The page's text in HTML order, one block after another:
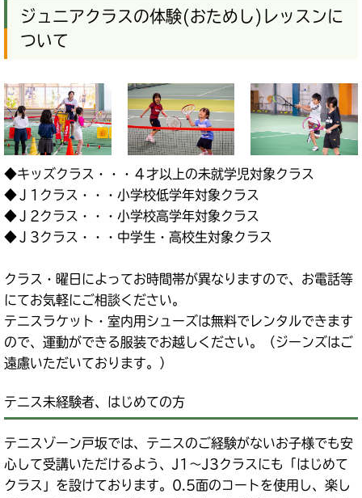
ジュニアクラスの体験(おためし)レッスンに
ついて
◆キッズクラス・・・４才以上の未就学児対象クラス
◆Ｊ1クラス・・・小学校低学年対象クラス
◆Ｊ2クラス・・・小学校高学年対象クラス
◆Ｊ3クラス・・・中学生・高校生対象クラス
クラス・曜日によってお時間帯が異なりますので、お電話等
にてお気軽にご相談ください。
テニスラケット・室内用シューズは無料でレンタルできます
ので、運動ができる服装でお越しください。（ジーンズはご
遠慮いただいております。）
テニス未経験者、はじめての方
テニスゾーン戸坂では、テニスのご経験がないお子様でも安
心して受講いただけるよう、J1～J3クラスにも「はじめて
クラス」を設けております。0.5面のコートを使用し、楽し